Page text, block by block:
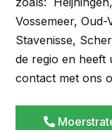
Vossemeer,
Stavenisse,
de regio en heeft
contact met ons